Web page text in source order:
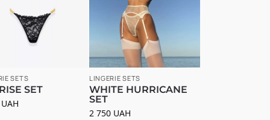
SETS
SET
UAH
LINGERIE SETS
WHITE HURRICANE
SET
2 750 UAH